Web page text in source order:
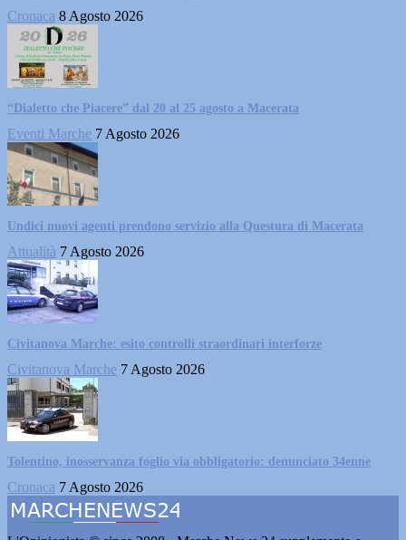
Cronaca 8 Agosto 2026
“Dialetto che Piacere” dal 20 al 25 agosto a Macerata
Eventi Marche 7 Agosto 2026
Undici nuovi agenti prendono servizio alla Questura di Macerata
Attualità 7 Agosto 2026
Civitanova Marche: esito controlli straordinari interforze
Civitanova Marche 7 Agosto 2026
Tolentino, inosservanza foglio via obbligatorio: denunciato 34enne
Cronaca 7 Agosto 2026